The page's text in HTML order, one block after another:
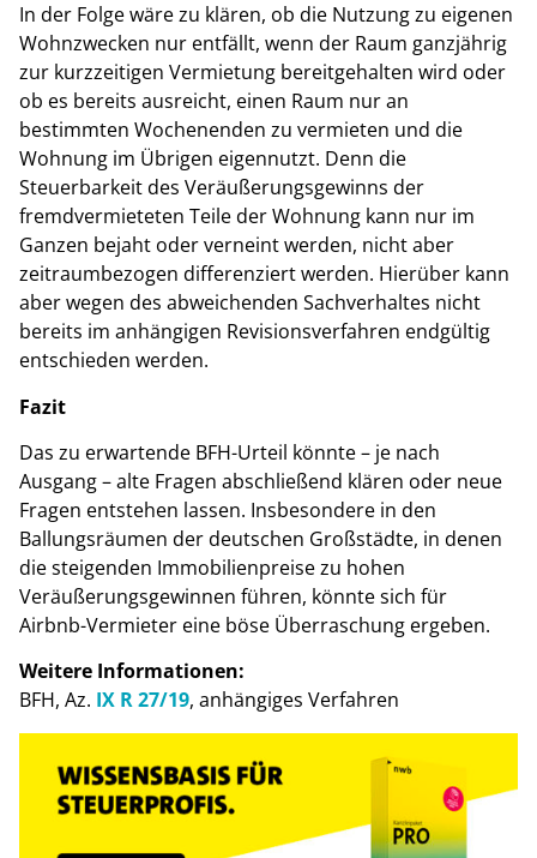
In der Folge wäre zu klären, ob die Nutzung zu eigenen
Wohnzwecken nur entfällt, wenn der Raum ganzjährig
zur kurzzeitigen Vermietung bereitgehalten wird oder
ob es bereits ausreicht, einen Raum nur an
bestimmten Wochenenden zu vermieten und die
Wohnung im Übrigen eigennutzt. Denn die
Steuerbarkeit des Veräußerungsgewinns der
fremdvermieteten Teile der Wohnung kann nur im
Ganzen bejaht oder verneint werden, nicht aber
zeitraumbezogen differenziert werden. Hierüber kann
aber wegen des abweichenden Sachverhaltes nicht
bereits im anhängigen Revisionsverfahren endgültig
entschieden werden.
Fazit
Das zu erwartende BFH-Urteil könnte – je nach
Ausgang – alte Fragen abschließend klären oder neue
Fragen entstehen lassen. Insbesondere in den
Ballungsräumen der deutschen Großstädte, in denen
die steigenden Immobilienpreise zu hohen
Veräußerungsgewinnen führen, könnte sich für
Airbnb-Vermieter eine böse Überraschung ergeben.
Weitere Informationen:
BFH, Az. IX R 27/19, anhängiges Verfahren